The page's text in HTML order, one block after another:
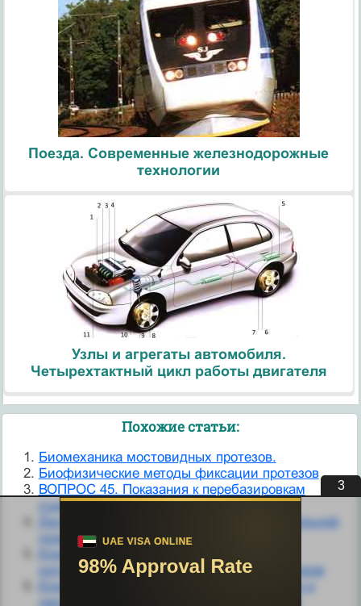
Поезда. Современные железнодорожные
технологии
Узлы и агрегаты автомобиля.
Четырехтактный цикл работы двигателя
Похожие статьи:
Биомеханика мостовидных протезов.
Биофизические методы фиксации протезов
ВОПРОС 45. Показания к перебазировкам
съемных протезов, их метод
Дисфункции клапанных протезов в аортальной
позиции
Клинические и лабораторные этапы
изготовления паяных мостовидных протезов
Клиническое руководство IV: завершение и
наложение частичных съемных протезов
2